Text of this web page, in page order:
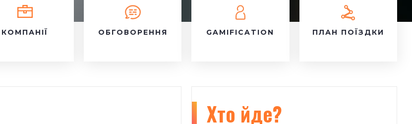
КОМПАНІЇ ОБГОВОРЕННЯ GAMIFICATION ПЛАН ПОЇЗДКИ
Хто йде?